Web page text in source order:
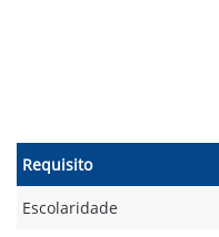
Requisito
Escolaridade